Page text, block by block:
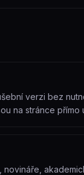
verzi bez
na stránce přímo